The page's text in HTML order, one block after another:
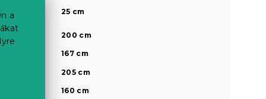
a
magassága
25 cm
200 cm
167 cm
205 cm
160 cm